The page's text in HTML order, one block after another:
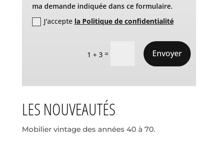
ma demande indiquée dans ce formulaire.
J'accepte la Politique de confidentialité
1 + 3 = Envoyer
LES NOUVEAUTÉS
Mobilier vintage des années 40 à 70.